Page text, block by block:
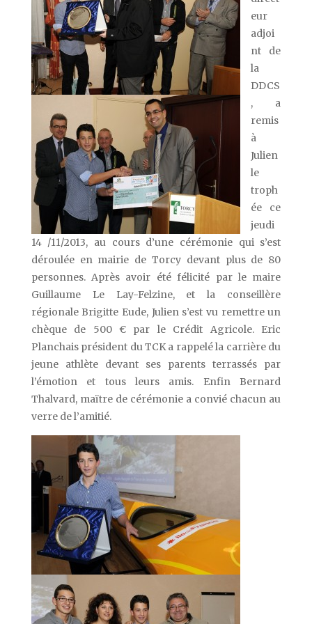
eur
adjoi
nt de
la
DDCS
, a
remis
à
Julien
le
troph
ée ce
jeudi
14 /11/2013, au cours d’une cérémonie qui s’est
déroulée en mairie de Torcy devant plus de 80
personnes. Après avoir été félicité par le maire
Guillaume Le Lay-Felzine, et la conseillère
régionale Brigitte Eude, Julien s’est vu remettre un
chèque de 500 € par le Crédit Agricole. Eric
Planchais président du TCK a rappelé la carrière du
jeune athlète devant ses parents terrassés par
l’émotion et tous leurs amis. Enfin Bernard
Thalvard, maïtre de cérémonie a convié chacun au
verre de l’amitié.